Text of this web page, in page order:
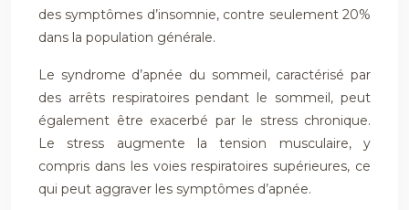
des symptômes d’insomnie, contre seulement 20%
dans la population générale.
Le syndrome d’apnée du sommeil, caractérisé par
des arrêts respiratoires pendant le sommeil, peut
également être exacerbé par le stress chronique.
Le stress augmente la tension musculaire, y
compris dans les voies respiratoires supérieures, ce
qui peut aggraver les symptômes d’apnée.